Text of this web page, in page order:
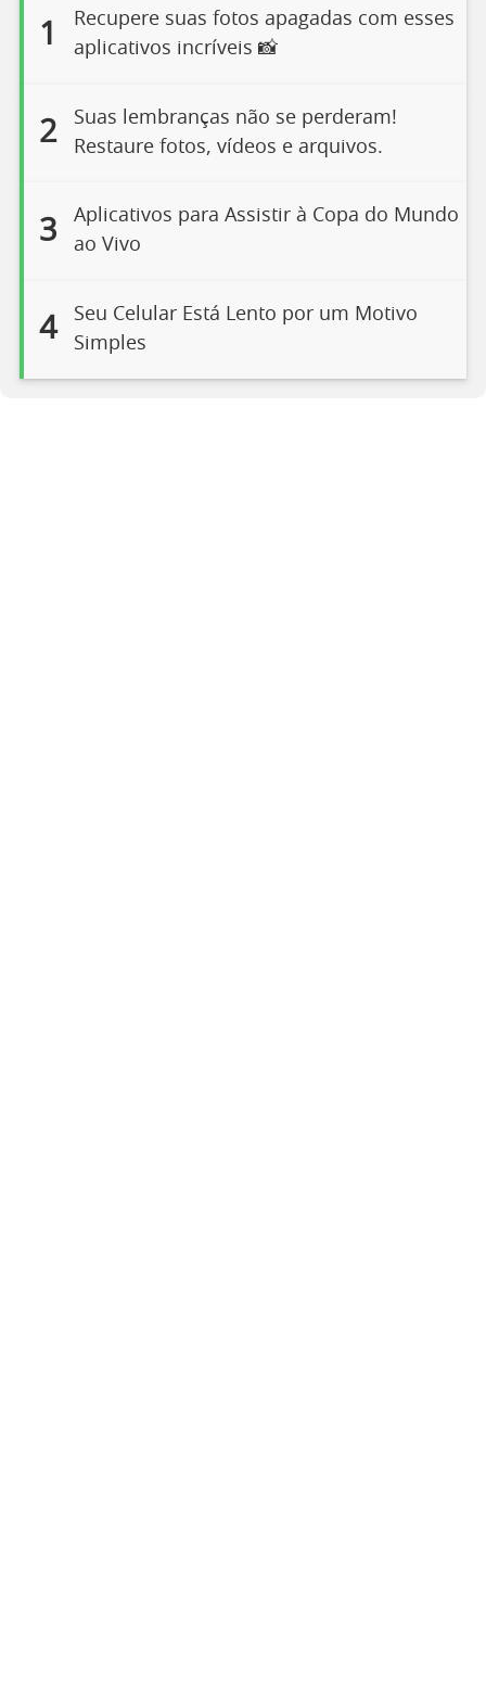
1
Recupere suas fotos apagadas com esses
aplicativos incríveis 📸
2
Suas lembranças não se perderam!
Restaure fotos, vídeos e arquivos.
3
Aplicativos para Assistir à Copa do Mundo
ao Vivo
4
Seu Celular Está Lento por um Motivo
Simples